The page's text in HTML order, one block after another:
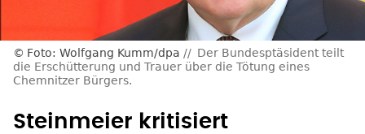
Foto: Wolfgang Kumm/dpa
Der Bundesptäsident teilt
die Erschütterung und Trauer über die Tötung eines
Chemnitzer Bürgers.
Steinmeier kritisiert